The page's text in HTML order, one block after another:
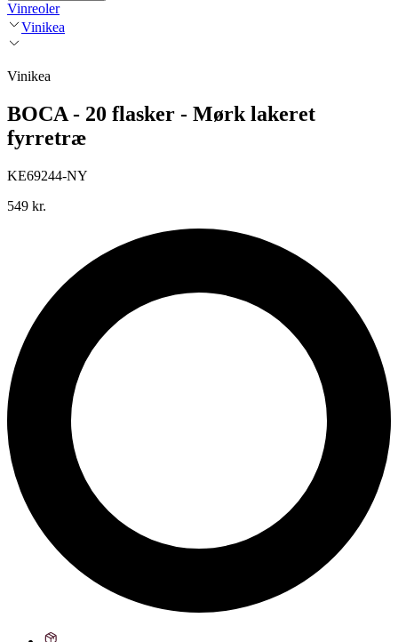
Vinreoler
Vinikea
Vinikea
BOCA - 20 flasker - Mørk lakeret
fyrretræ
KE69244-NY
549 kr.